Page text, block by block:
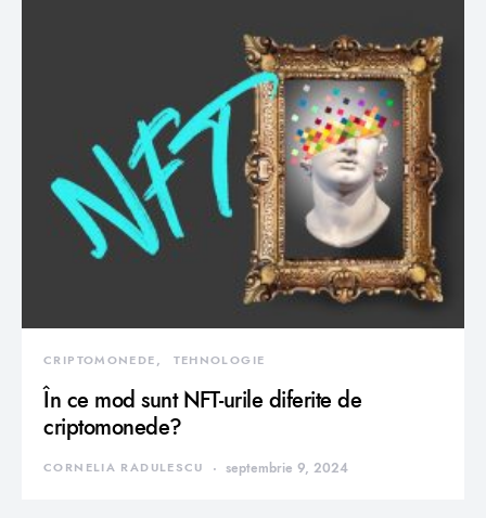
CRIPTOMONEDE TEHNOLOGIE
În ce mod sunt NFT-urile diferite de
criptomonede?
CORNELIA RADULESCU septembrie 9, 2024